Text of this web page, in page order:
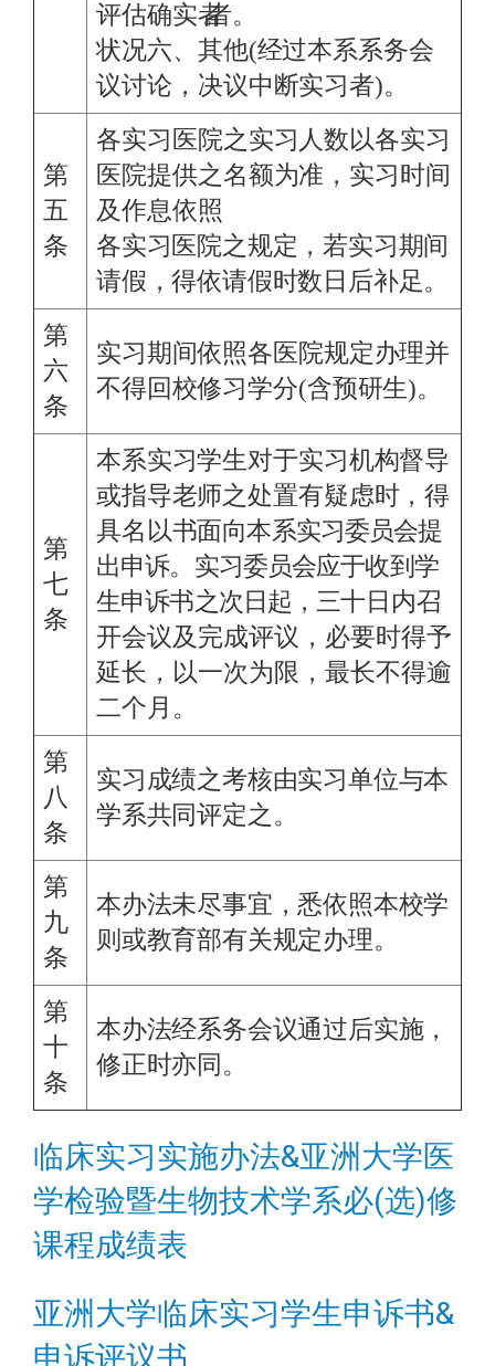
评估确实者。者。
状况六、其他(经过本系系务会
议讨论，决议中断实习者)。
第
五
条
各实习医院之实习人数以各实习
医院提供之名额为准，实习时间
及作息依照
各实习医院之规定，若实习期间
请假，得依请假时数日后补足。
第
六
条
实习期间依照各医院规定办理并
不得回校修习学分(含预研生)。
第
七
条
本系实习学生对于实习机构督导
或指导老师之处置有疑虑时，得
具名以书面向本系实习委员会提
出申诉。实习委员会应于收到学
生申诉书之次日起，三十日内召
开会议及完成评议，必要时得予
延长，以一次为限，最长不得逾
二个月。
第
八
条
实习成绩之考核由实习单位与本
学系共同评定之。
第
九
条
本办法未尽事宜，悉依照本校学
则或教育部有关规定办理。
第
十
条
本办法经系务会议通过后实施，
修正时亦同。
临床实习实施办法&亚洲大学医
学检验暨生物技术学系必(选)修
课程成绩表
亚洲大学临床实习学生申诉书&
申诉评议书